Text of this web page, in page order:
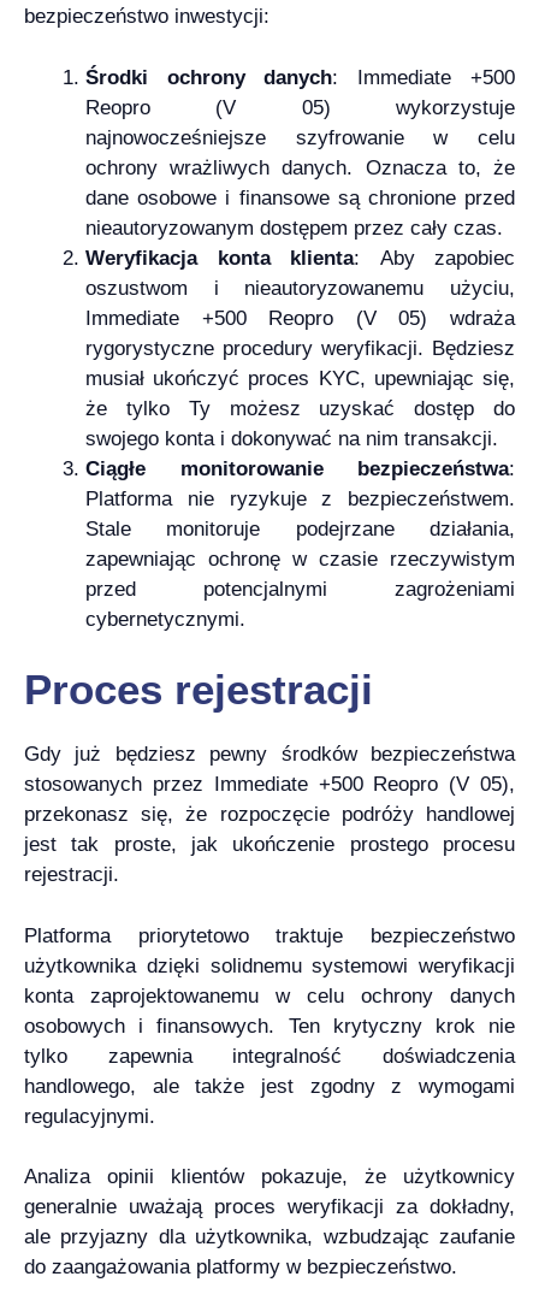
bezpieczeństwo inwestycji:
Środki ochrony danych: Immediate +500
Reopro (V 05) wykorzystuje
najnowocześniejsze szyfrowanie w celu
ochrony wrażliwych danych. Oznacza to, że
dane osobowe i finansowe są chronione przed
nieautoryzowanym dostępem przez cały czas.
Weryfikacja konta klienta: Aby zapobiec
oszustwom i nieautoryzowanemu użyciu,
Immediate +500 Reopro (V 05) wdraża
rygorystyczne procedury weryfikacji. Będziesz
musiał ukończyć proces KYC, upewniając się,
że tylko Ty możesz uzyskać dostęp do
swojego konta i dokonywać na nim transakcji.
Ciągłe monitorowanie bezpieczeństwa:
Platforma nie ryzykuje z bezpieczeństwem.
Stale monitoruje podejrzane działania,
zapewniając ochronę w czasie rzeczywistym
przed potencjalnymi zagrożeniami
cybernetycznymi.
Proces rejestracji
Gdy już będziesz pewny środków bezpieczeństwa
stosowanych przez Immediate +500 Reopro (V 05),
przekonasz się, że rozpoczęcie podróży handlowej
jest tak proste, jak ukończenie prostego procesu
rejestracji.
Platforma priorytetowo traktuje bezpieczeństwo
użytkownika dzięki solidnemu systemowi weryfikacji
konta zaprojektowanemu w celu ochrony danych
osobowych i finansowych. Ten krytyczny krok nie
tylko zapewnia integralność doświadczenia
handlowego, ale także jest zgodny z wymogami
regulacyjnymi.
Analiza opinii klientów pokazuje, że użytkownicy
generalnie uważają proces weryfikacji za dokładny,
ale przyjazny dla użytkownika, wzbudzając zaufanie
do zaangażowania platformy w bezpieczeństwo.